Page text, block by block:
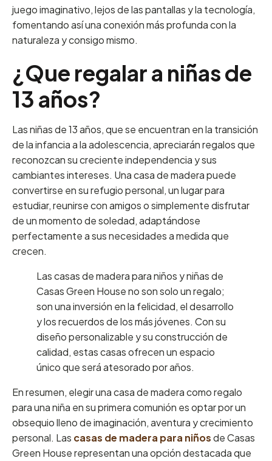
juego imaginativo, lejos de las pantallas y la tecnología,
fomentando así una conexión más profunda con la
naturaleza y consigo mismo.
¿Que regalar a niñas de
13 años?
Las niñas de 13 años, que se encuentran en la transición
de la infancia a la adolescencia, apreciarán regalos que
reconozcan su creciente independencia y sus
cambiantes intereses. Una casa de madera puede
convertirse en su refugio personal, un lugar para
estudiar, reunirse con amigos o simplemente disfrutar
de un momento de soledad, adaptándose
perfectamente a sus necesidades a medida que
crecen.
Las casas de madera para niños y niñas de
Casas Green House no son solo un regalo;
son una inversión en la felicidad, el desarrollo
y los recuerdos de los más jóvenes. Con su
diseño personalizable y su construcción de
calidad, estas casas ofrecen un espacio
único que será atesorado por años.
En resumen, elegir una casa de madera como regalo
para una niña en su primera comunión es optar por un
obsequio lleno de imaginación, aventura y crecimiento
personal. Las casas de madera para niñosde Casas
Green House representan una opción destacada que